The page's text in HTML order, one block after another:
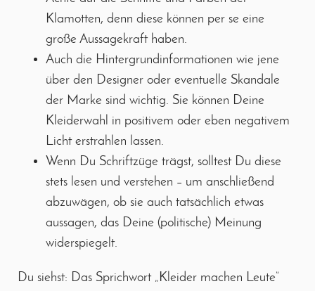
Klamotten, denn diese können per se eine
große Aussagekraft haben.
Auch die Hintergrundinformationen wie jene
über den Designer oder eventuelle Skandale
der Marke sind wichtig. Sie können Deine
Kleiderwahl in positivem oder eben negativem
Licht erstrahlen lassen.
Wenn Du Schriftzüge trägst, solltest Du diese
stets lesen und verstehen – um anschließend
abzuwägen, ob sie auch tatsächlich etwas
aussagen, das Deine (politische) Meinung
widerspiegelt.
Du siehst: Das Sprichwort „Kleider machen Leute“